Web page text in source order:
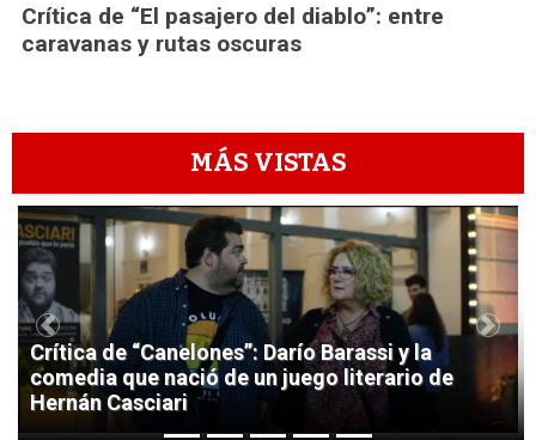
Crítica de “El pasajero del diablo”: entre
caravanas y rutas oscuras
MÁS VISTAS
1
Crítica de “Canelones”: Darío Barassi y la
comedia que nació de un juego literario de
Hernán Casciari
Previous Next